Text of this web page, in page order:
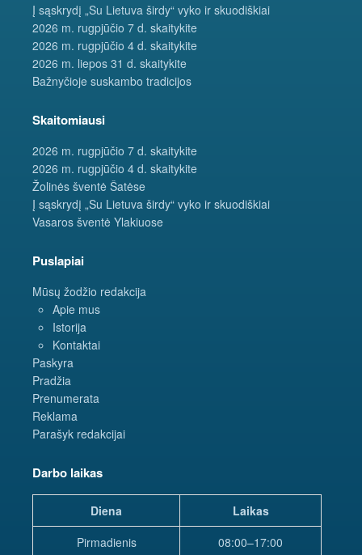
Į sąskrydį „Su Lietuva širdy“ vyko ir skuodiškiai
2026 m. rugpjūčio 7 d. skaitykite
2026 m. rugpjūčio 4 d. skaitykite
2026 m. liepos 31 d. skaitykite
Bažnyčioje suskambo tradicijos
Skaitomiausi
2026 m. rugpjūčio 7 d. skaitykite
2026 m. rugpjūčio 4 d. skaitykite
Žolinės šventė Šatėse
Į sąskrydį „Su Lietuva širdy“ vyko ir skuodiškiai
Vasaros šventė Ylakiuose
Puslapiai
Mūsų žodžio redakcija
Apie mus
Istorija
Kontaktai
Paskyra
Pradžia
Prenumerata
Reklama
Parašyk redakcijai
Darbo laikas
Diena
Laikas
Pirmadienis
08:00–17:00